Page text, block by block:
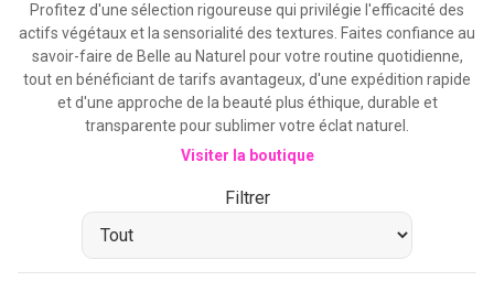
Profitez d'une sélection rigoureuse qui privilégie l'efficacité des
actifs végétaux et la sensorialité des textures. Faites confiance au
savoir-faire de Belle au Naturel pour votre routine quotidienne,
tout en bénéficiant de tarifs avantageux, d'une expédition rapide
et d'une approche de la beauté plus éthique, durable et
transparente pour sublimer votre éclat naturel.
Visiter la boutique
Filtrer